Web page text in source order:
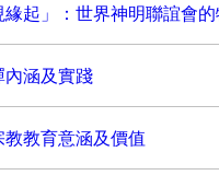
緣起」：世界神明聯誼會
內涵及實踐
教教育意涵及價值